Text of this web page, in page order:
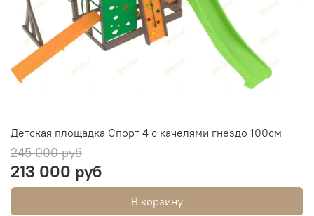
Детская площадка Спорт 4 с качелями гнездо 100см
245 000 руб
213 000 руб
В корзину